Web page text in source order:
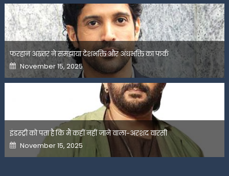
फरहान अख्तर ने समझाया देशभक्ति और अंधभक्ति का फर्क
Posted
on
November 15, 2025
इंडस्ट्री को पता है कि मैं कहीं नहीं जाने वाला-अरशद वारसी
Posted
on
November 15, 2025